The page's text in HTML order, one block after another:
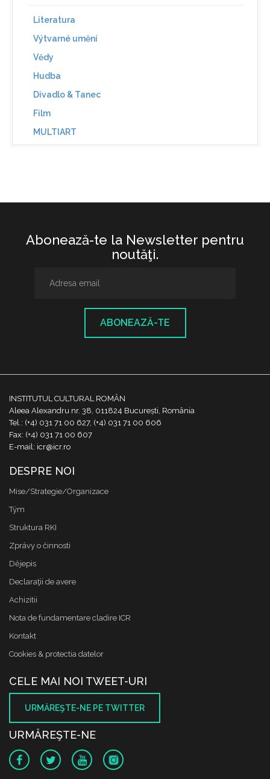
Literatura
Výtvarné umění
Vědy
Hudba
Divadlo & Tanec
Film
MULTIART
Abonează-te la Newsletter pentru
noutăţi.
ABONEAZĂ-TE
INSTITUTUL CULTURAL ROMÂN
Aleea Alexandru nr. 38, 011824 București, România
Tel.: (+4) 031 71 00 627, (+4) 031 71 00 606
Fax: (+4) 031 71 00 607
E-mail: icr@icr.ro
DESPRE NOI
Mise/Strategie/Organizace
Tým
Struktura RKI
Zprávy o činnosti
Dějepis
Declaraţii de avere
Achizitii
Nota de fundamentare cladire ICR
Kontakt
Cookies & protectia datelor
CELE MAI NOI TWEET-URI
URMĂREŞTE-NE PE TWITTER
URMĂREŞTE-NE